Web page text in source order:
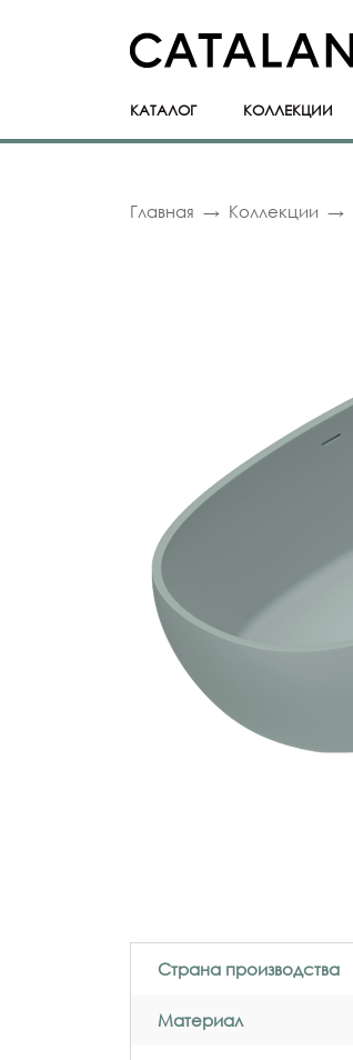
КАТАЛОГ КОЛЛЕКЦИИ
Главная Коллекции
Страна производства
Материал